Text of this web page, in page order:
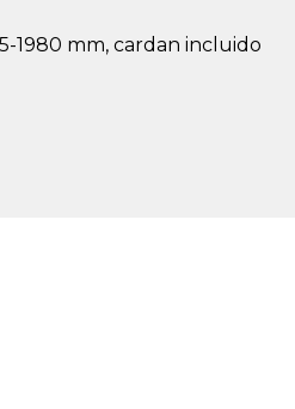
1980 mm, cardan incluido